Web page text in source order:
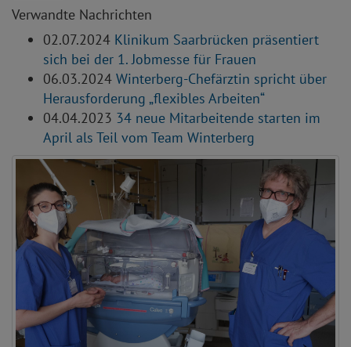
Verwandte Nachrichten
02.07.2024 Klinikum Saarbrücken präsentiert
sich bei der 1. Jobmesse für Frauen
06.03.2024 Winterberg-Chefärztin spricht über
Herausforderung „flexibles Arbeiten“
04.04.2023 34 neue Mitarbeitende starten im
April als Teil vom Team Winterberg